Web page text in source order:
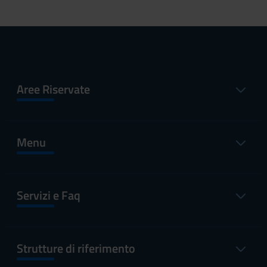
Aree Riservate
Menu
Servizi e Faq
Strutture di riferimento